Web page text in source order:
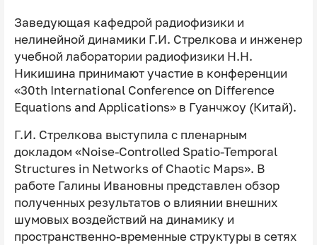
Заведующая кафедрой радиофизики и
нелинейной динамики Г.И. Стрелкова и инженер
учебной лаборатории радиофизики Н.Н.
Никишина принимают участие в конференции
«30th International Conference on Difference
Equations and Applications» в Гуанчжоу (Китай).
Г.И. Стрелкова выступила с пленарным
докладом «Noise-Controlled Spatio-Temporal
Structures in Networks of Chaotic Maps». В
работе Галины Ивановны представлен обзор
полученных результатов о влиянии внешних
шумовых воздействий на динамику и
пространственно-временные структуры в сетях